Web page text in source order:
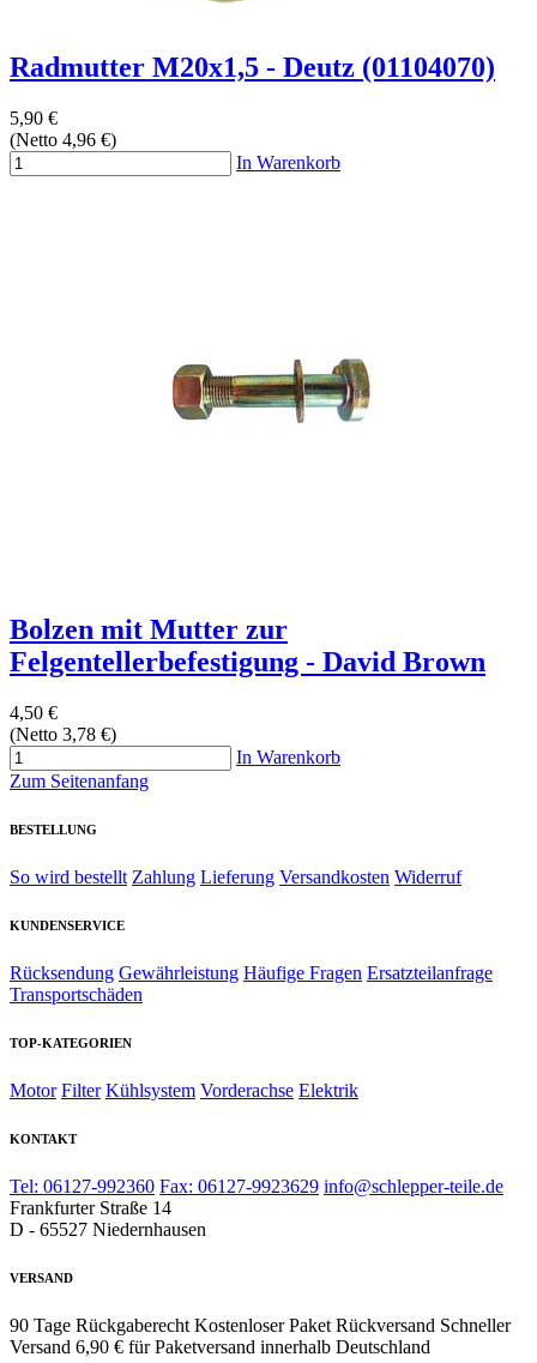
Radmutter M20x1,5 - Deutz (01104070)
5,90 €
(Netto 4,96 €)
In Warenkorb
Bolzen mit Mutter zur
Felgentellerbefestigung - David Brown
4,50 €
(Netto 3,78 €)
In Warenkorb
Zum Seitenanfang
BESTELLUNG
So wird bestellt Zahlung Lieferung Versandkosten Widerruf
KUNDENSERVICE
Rücksendung Gewährleistung Häufige Fragen Ersatzteilanfrage
Transportschäden
TOP-KATEGORIEN
Motor Filter Kühlsystem Vorderachse Elektrik
KONTAKT
Tel: 06127-992360 Fax: 06127-9923629 info@schlepper-teile.de
Frankfurter Straße 14
D - 65527 Niedernhausen
VERSAND
90 Tage Rückgaberecht Kostenloser Paket Rückversand Schneller
Versand 6,90 € für Paketversand innerhalb Deutschland